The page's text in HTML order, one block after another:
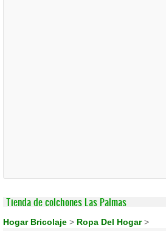
Tienda de colchones Las Palmas
Hogar Bricolaje > Ropa Del Hogar>